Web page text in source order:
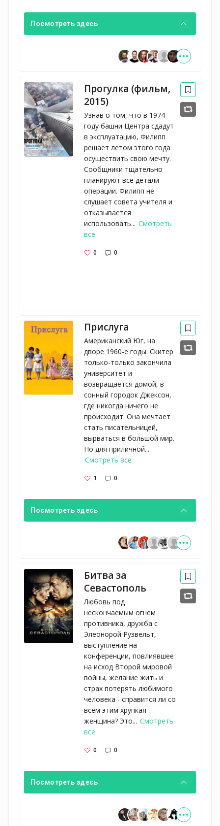
Посмотреть здесь
Прогулка (фильм,
2015)
Узнав о том, что в 1974
году башни Центра сдадут
в эксплуатацию, Филипп
решает летом этого года
осуществить свою мечту.
Сообщники тщательно
планируют все детали
операции. Филипп не
слушает совета учителя и
отказывается
использовать... Смотреть
все
0 0
Прислуга
Американский Юг, на
дворе 1960-е годы. Скитер
только-только закончила
университет и
возвращается домой, в
сонный городок Джексон,
где никогда ничего не
происходит. Она мечтает
стать писательницей,
вырваться в большой мир.
Но для приличной...
Смотреть все
1 0
Посмотреть здесь
Битва за
Севастополь
Любовь под
нескончаемым огнем
противника, дружба с
Элеонорой Рузвельт,
выступление на
конференции, повлиявшее
на исход Второй мировой
войны, желание жить и
страх потерять любимого
человека - справится ли со
всем этим хрупкая
женщина? Это... Смотреть
все
0 0
Посмотреть здесь